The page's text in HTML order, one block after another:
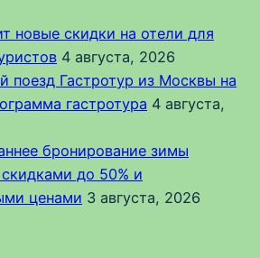
новые скидки на отели для
4 августа, 2026
поезд Гастротур из Москвы на
гастротура 4 августа,
бронирование зимы
до 50% и
ценами 3 августа, 2026